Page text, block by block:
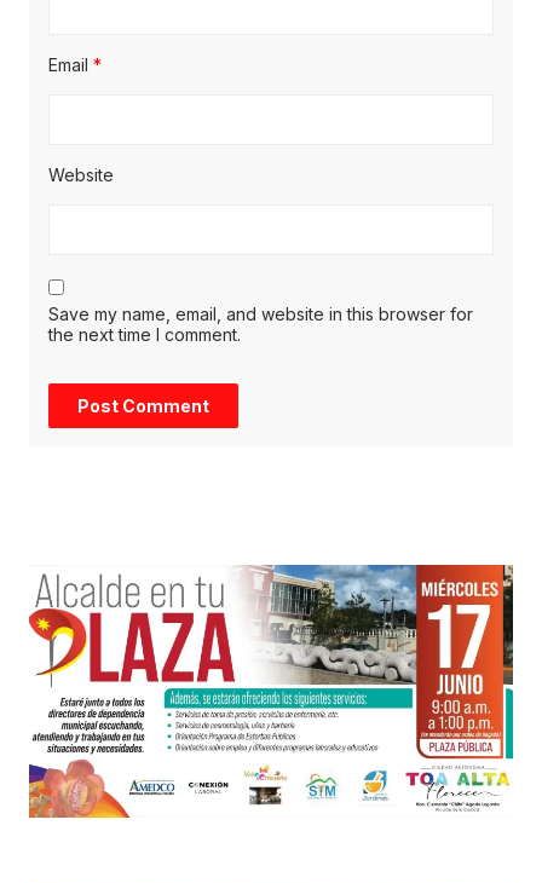
Email *
Website
Save my name, email, and website in this browser for
the next time I comment.